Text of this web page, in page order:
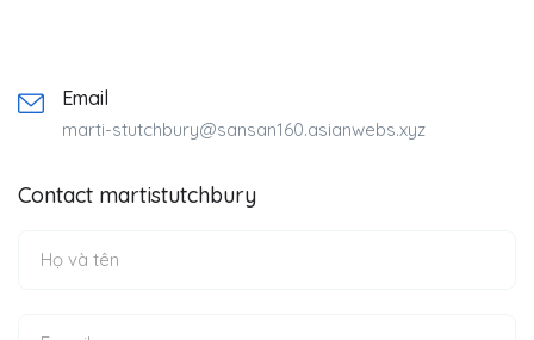
Email
marti-stutchbury@sansan160.asianwebs.xyz
Contact martistutchbury